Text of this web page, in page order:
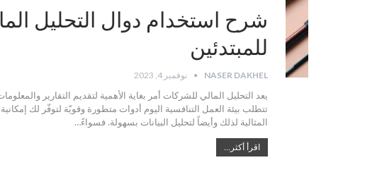
للمبتدئين
NASER DAKHEL نوفمبر 4, 2023
يعد التحليل المالي للشركات أمر بغاية الأهمية لتقديم التقارير
المثالية لذلك وأيضاً لتحليل البيانات بسهولة. فسواءً…
اقرأ أكثر...